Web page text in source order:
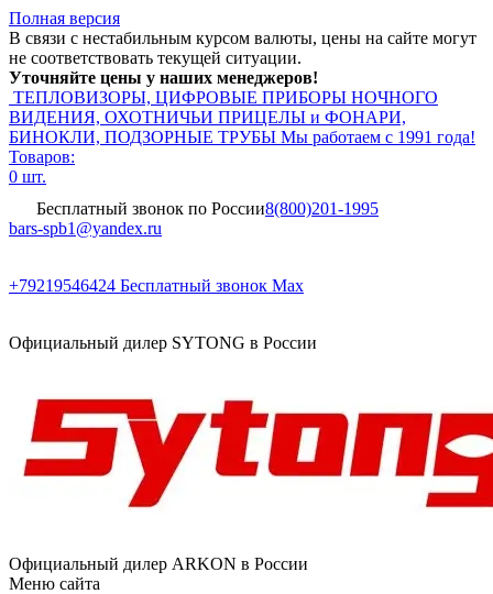
Полная версия
В связи с нестабильным курсом валюты, цены на сайте могут
не соответствовать текущей ситуации.
Уточняйте цены у наших менеджеров!
ТЕПЛОВИЗОРЫ, ЦИФРОВЫЕ ПРИБОРЫ НОЧНОГО
ВИДЕНИЯ, ОХОТНИЧЬИ ПРИЦЕЛЫ и ФОНАРИ,
БИНОКЛИ, ПОДЗОРНЫЕ ТРУБЫ Мы работаем с 1991 года!
Товаров:
0 шт.
Бесплатный звонок по России8(800)201-1995
bars-spb1@yandex.ru
+79219546424 Бесплатный звонок Max
Официальный дилер SYTONG в России
Официальный дилер ARKON в России
Меню сайта